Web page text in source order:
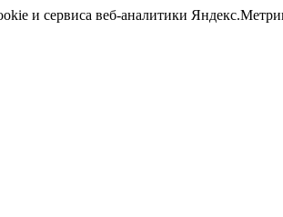
и сервиса веб-аналитики